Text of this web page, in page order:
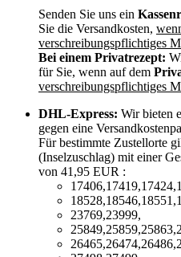
Senden Sie uns ein
Sie die Versandkosten,
verschreibungspflichtiges
Bei einem Privatrezept:
für Sie, wenn auf dem
verschreibungspflichtiges
DHL-Express: Wir bieten
gegen eine
Für bestimmte Zustellorte
(Inselzuschlag) mit einer
von 41,95 EUR :
23769,23999,